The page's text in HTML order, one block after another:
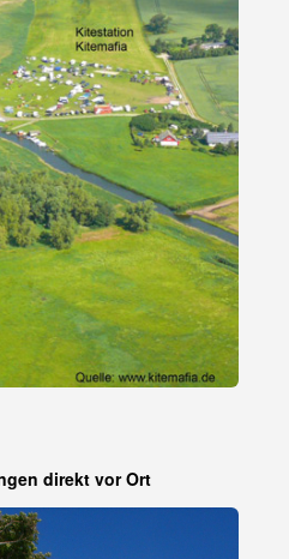
direkt vor Ort